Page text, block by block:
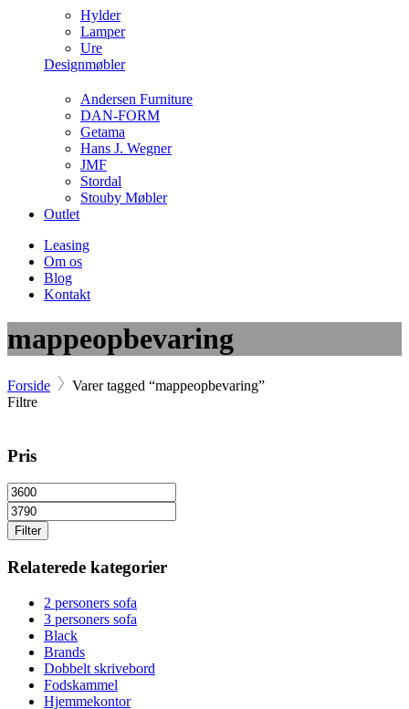
Hylder
Lamper
Ure
Designmøbler
Andersen Furniture
DAN-FORM
Getama
Hans J. Wegner
JMF
Stordal
Stouby Møbler
Outlet
Leasing
Om os
Blog
Kontakt
mappeopbevaring
Forside
Varer tagged “mappeopbevaring”
Filtre
Pris
Filter
Relaterede kategorier
2 personers sofa
3 personers sofa
Black
Brands
Dobbelt skrivebord
Fodskammel
Hjemmekontor